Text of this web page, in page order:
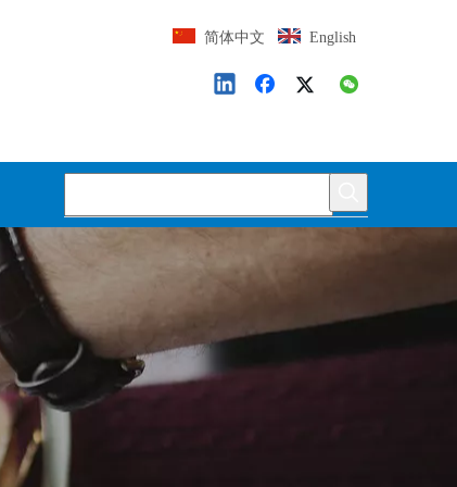
简体中文 English